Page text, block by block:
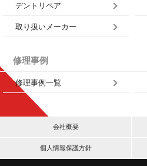
デントリペア
取り扱いメーカー
修理事例
修理事例一覧
会社概要
個人情報保護方針